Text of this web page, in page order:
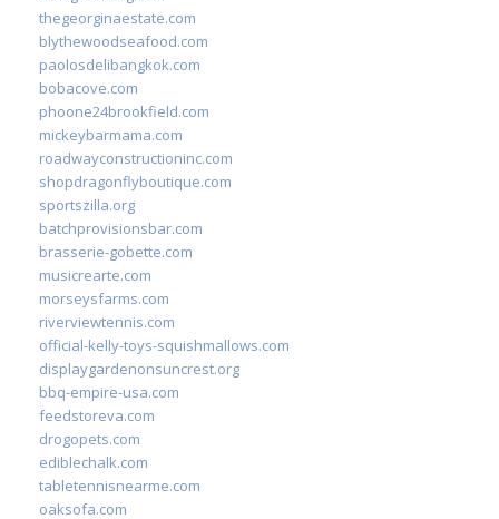
thegeorginaestate.com
blythewoodseafood.com
paolosdelibangkok.com
bobacove.com
phoone24brookfield.com
mickeybarmama.com
roadwayconstructioninc.com
shopdragonflyboutique.com
sportszilla.org
batchprovisionsbar.com
brasserie-gobette.com
musicrearte.com
morseysfarms.com
riverviewtennis.com
official-kelly-toys-squishmallows.com
displaygardenonsuncrest.org
bbq-empire-usa.com
feedstoreva.com
drogopets.com
ediblechalk.com
tabletennisnearme.com
oaksofa.com